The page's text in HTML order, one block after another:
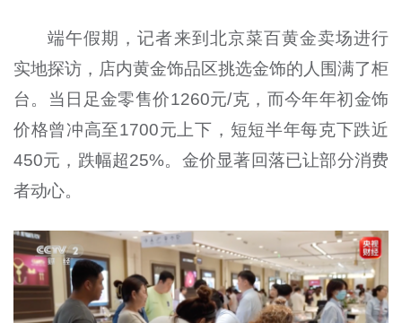
端午假期，记者来到北京菜百黄金卖场进行
实地探访，店内黄金饰品区挑选金饰的人围满了柜
台。当日足金零售价1260元/克，而今年年初金饰
价格曾冲高至1700元上下，短短半年每克下跌近
450元，跌幅超25%。金价显著回落已让部分消费
者动心。